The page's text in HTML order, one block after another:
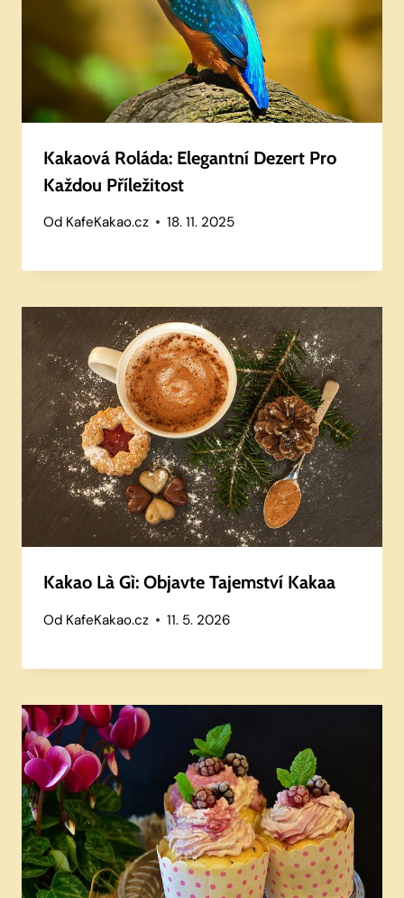
Kakaová Roláda: Elegantní Dezert Pro
Každou Příležitost
Od KafeKakao.cz 18. 11. 2025
Kakao Là Gì: Objavte Tajemství Kakaa
Od KafeKakao.cz 11. 5. 2026